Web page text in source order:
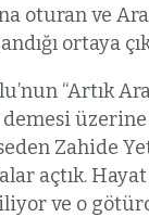
oturan ve
ortaya
“Artık
Zahide
açtık.
ve o